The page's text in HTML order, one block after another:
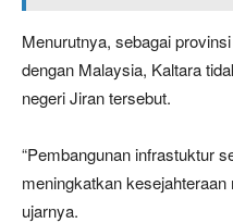
Menurutnya, sebagai
dengan Malaysia, Kaltara
negeri Jiran tersebut.
“Pembangunan infrastuktur
meningkatkan
ujarnya.